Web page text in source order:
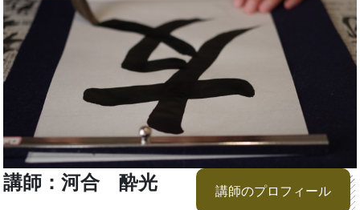
講師：河合 酔光 講師のプロフィール